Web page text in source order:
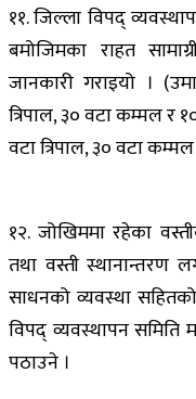
११. जिल्ला विपद्
बमोजिमका राहत
जानकारी गराइयो ।
त्रिपाल, ३० वटा कम्मल र
वटा त्रिपाल, ३० वटा
१२. जोखिममा रहेका
तथा वस्ती स्थानान्तरण
साधनको व्यवस्था
विपद् व्यवस्थापन समिति
पठाउने ।